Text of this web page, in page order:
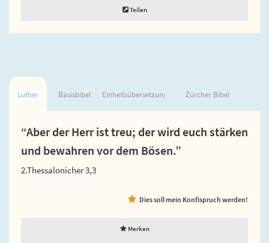
Teilen
Luther Basisbibel Einheitsübersetzung Zürcher Bibel
“Aber der Herr ist treu; der wird euch stärken
und bewahren vor dem Bösen.”
2.Thessalonicher 3,3
Dies soll mein Konfispruch werden!
Merken